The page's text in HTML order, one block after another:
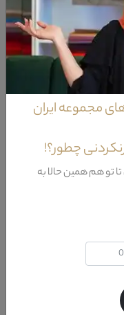
ای از جنس ترکیبی چوب و
ی این شیشه جلوه ی خاصی
عسلی کلاسیک اسپیناس از
میز جلو مبل آن است با
+ نوار کش
مجموعه ایران
چطور؟!
تو هم همین حالا به